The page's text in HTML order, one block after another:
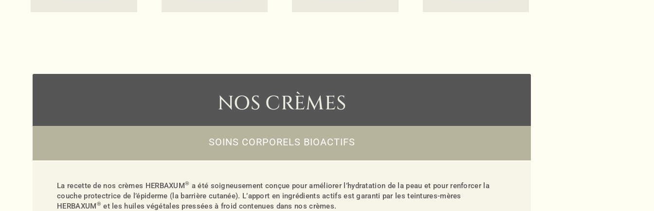
NOS CRÈMES
SOINS CORPORELS BIOACTIFS
La recette de nos crèmes HERBAXUM® a été soigneusement conçue pour améliorer l’hydratation de la peau et pour renforcer la
couche protectrice de l’épiderme (la barrière cutanée). L’apport en ingrédients actifs est garanti par les teintures-mères
HERBAXUM® et les huiles végétales pressées à froid contenues dans nos crèmes.